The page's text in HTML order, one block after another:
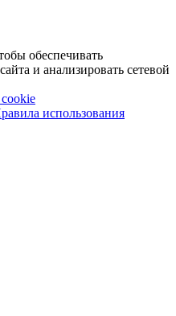
обеспечивать
и анализировать сетевой
использования